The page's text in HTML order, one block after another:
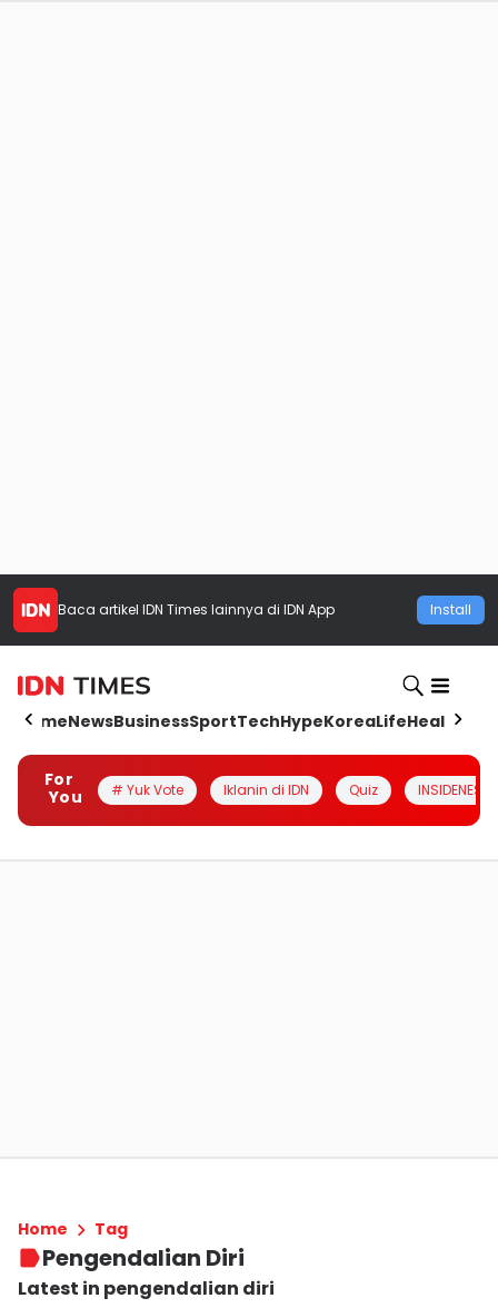
Baca artikel IDN Times lainnya di IDN App Install
HomeNewsBusinessSportTechHypeKoreaLifeHealth
For
You
# Yuk Vote Iklanin di IDN Quiz INSIDENESIA
Home Tag
Pengendalian Diri
Latest in pengendalian diri